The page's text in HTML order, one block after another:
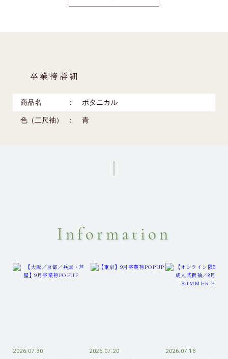
卒業袴詳細
商品名 ボタニカル
色（二尺袖） 青
Information
2026.07.30 2026.07.20 2026.07.18